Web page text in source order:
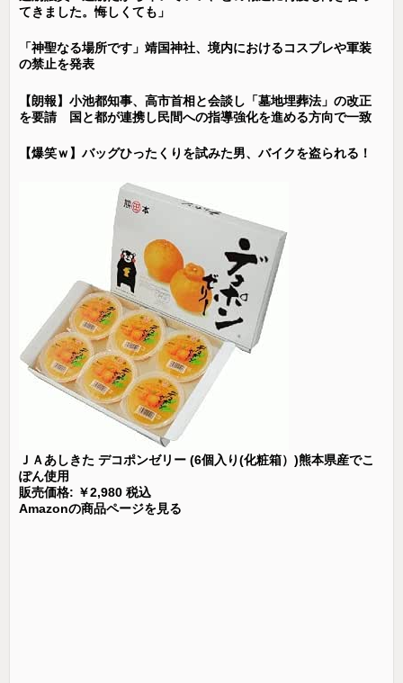
てきました。悔しくても」
「神聖なる場所です」靖国神社、境内におけるコスプレや軍装
の禁止を発表
【朗報】小池都知事、高市首相と会談し「墓地埋葬法」の改正
を要請 国と都が連携し民間への指導強化を進める方向で一致
【爆笑ｗ】バッグひったくりを試みた男、バイクを盗られる！
ＪＡあしきた デコポンゼリー (6個入り(化粧箱）)熊本県産でこ
ぽん使用
販売価格: ￥2,980 税込
Amazonの商品ページを見る